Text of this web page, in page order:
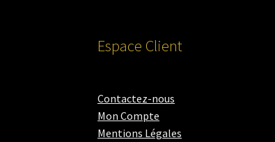
Espace Client
Contactez-nous
Mon Compte
Mentions Légales